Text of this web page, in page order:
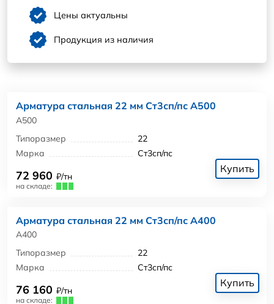
Цены актуальны
Продукция из наличия
Арматура стальная 22 мм Ст3сп/пс А500
А500
Типоразмер
22
Марка
Ст3сп/пс
72 960 ₽/тн
на складе:
Купить
Арматура стальная 22 мм Ст3сп/пс А400
А400
Типоразмер
22
Марка
Ст3сп/пс
76 160 ₽/тн
на складе:
Купить